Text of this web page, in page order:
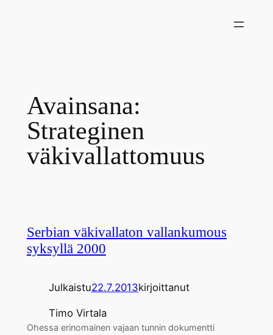
Avainsana:
Strateginen
väkivallattomuus
Serbian väkivallaton vallankumous
syksyllä 2000
Julkaistu22.7.2013kirjoittanut
Timo Virtala
Ohessa erinomainen vajaan tunnin dokumentti